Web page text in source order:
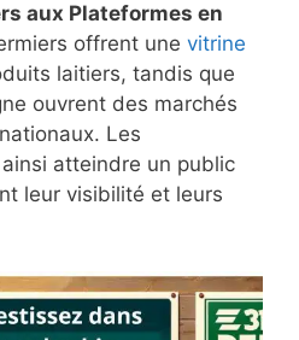
aux Plateformes en
offrent une vitrine
laitiers, tandis que
ouvrent des marchés
Les
atteindre un public
leur visibilité et leurs